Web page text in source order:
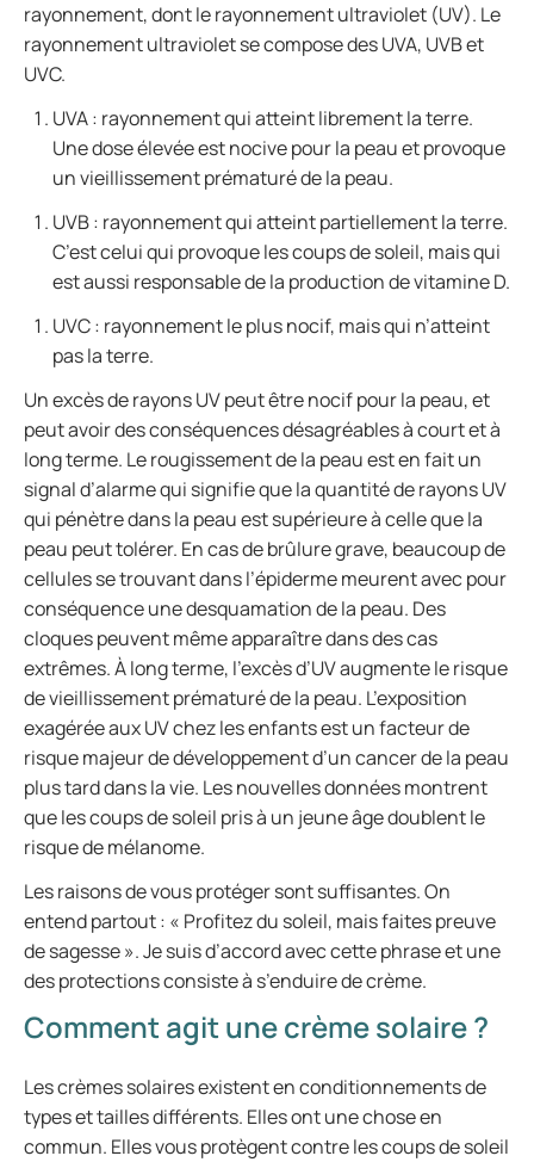
rayonnement, dont le rayonnement ultraviolet (UV). Le
rayonnement ultraviolet se compose des UVA, UVB et
UVC.
UVA : rayonnement qui atteint librement la terre.
Une dose élevée est nocive pour la peau et provoque
un vieillissement prématuré de la peau.
UVB : rayonnement qui atteint partiellement la terre.
C’est celui qui provoque les coups de soleil, mais qui
est aussi responsable de la production de vitamine D.
UVC : rayonnement le plus nocif, mais qui n’atteint
pas la terre.
Un excès de rayons UV peut être nocif pour la peau, et
peut avoir des conséquences désagréables à court et à
long terme. Le rougissement de la peau est en fait un
signal d’alarme qui signifie que la quantité de rayons UV
qui pénètre dans la peau est supérieure à celle que la
peau peut tolérer. En cas de brûlure grave, beaucoup de
cellules se trouvant dans l’épiderme meurent avec pour
conséquence une desquamation de la peau. Des
cloques peuvent même apparaître dans des cas
extrêmes. À long terme, l’excès d’UV augmente le risque
de vieillissement prématuré de la peau. L’exposition
exagérée aux UV chez les enfants est un facteur de
risque majeur de développement d’un cancer de la peau
plus tard dans la vie. Les nouvelles données montrent
que les coups de soleil pris à un jeune âge doublent le
risque de mélanome.
Les raisons de vous protéger sont suffisantes. On
entend partout : « Profitez du soleil, mais faites preuve
de sagesse ». Je suis d’accord avec cette phrase et une
des protections consiste à s’enduire de crème.
Comment agit une crème solaire ?
Les crèmes solaires existent en conditionnements de
types et tailles différents. Elles ont une chose en
commun. Elles vous protègent contre les coups de soleil